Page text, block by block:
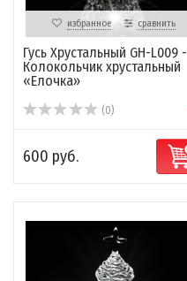
избранное сравнить
Гусь Хрустальный GH-L009 -
Колокольчик хрустальный
«Елочка»
(0)
600 руб.